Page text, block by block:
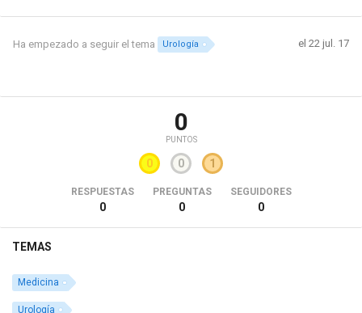
Ha empezado a seguir el tema Urología el 22 jul. 17
0
PUNTOS
0 0 1
RESPUESTAS
0
PREGUNTAS
0
SEGUIDORES
0
TEMAS
Medicina
Urología